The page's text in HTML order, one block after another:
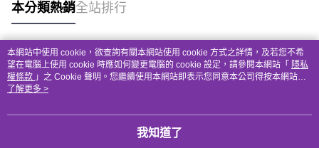
本分類熱銷全站排行
熱門標籤
本網站中使用 cookie，欲查詢有關本網站使用 cookie 方式之詳情，及若您不希
望在電腦上使用 cookie 時應如何變更電腦的 cookie 設定，請參閱本網站「 隱私
權條款 」之 Cookie 聲明。您繼續使用本網站即表示您同意本公司得按本網站使
用條款之 Cookie 聲明使用 cookie。
了解更多 >
我知道了